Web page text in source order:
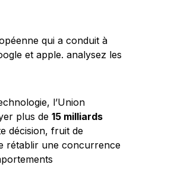
l’Union
plus de 15 milliards
décision, fruit de
rétablir une concurrence